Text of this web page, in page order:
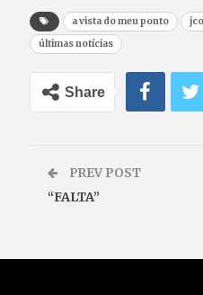
a vista do meu ponto
últimas notícias
Share
PREV POST
“FALTA”